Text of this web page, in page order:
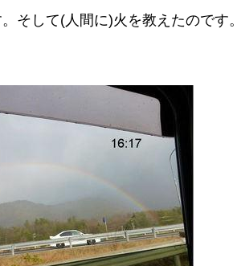
そして(人間に)火を教えたのです